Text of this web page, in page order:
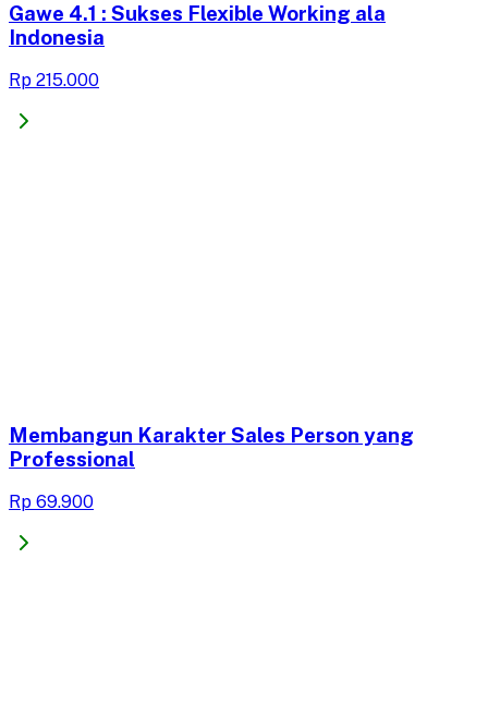
Gawe 4.1 : Sukses Flexible Working ala
Indonesia
Rp 215.000
Membangun Karakter Sales Person yang
Professional
Rp 69.900